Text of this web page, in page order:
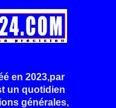
en 2023,par
un quotidien
générales,